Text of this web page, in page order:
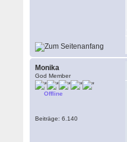
Monika
God Member
Offline
Beiträge: 6.140